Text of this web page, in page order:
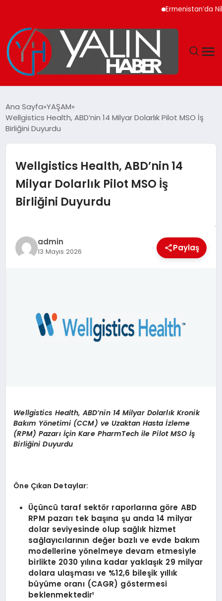
Ermenistan’da Nikol
SPOR
EKONOMİ
YAŞAM
TEKNOLOJİ
Ana Sayfa YAŞAM
Wellgistics Health, ABD’nin 14 Milyar Dolarlık Pilot MSO İş
Birliğini Duyurdu
Wellgistics Health, ABD’nin 14
Milyar Dolarlık Pilot MSO İş
Birliğini Duyurdu
admin
13 Mayıs 2026 Paylaş
Wellgistics Health, ABD’nin 14 Milyar Dolarlık Kronik
Bakım Yönetimi (CCM) ve Uzaktan Hasta İzleme
(RPM) Pazarı İçin Kare PharmTech ile Pilot MSO İş
Birliğini Duyurdu
Öne Çıkan Detaylar:
Üçüncü taraf sektör raporlarına göre ABD
RPM pazarı tek başına şu anda 14 milyar
dolar seviyesinde olup sağlık hizmet
sağlayıcılarının değer bazlı ve evde bakım
modellerine yönelmeye devam etmesiyle
birlikte 2030 yılına kadar yaklaşık 29 milyar
dolara ulaşması ve %12,6 bileşik yıllık
büyüme oranı (CAGR) göstermesi
beklenmektedir¹